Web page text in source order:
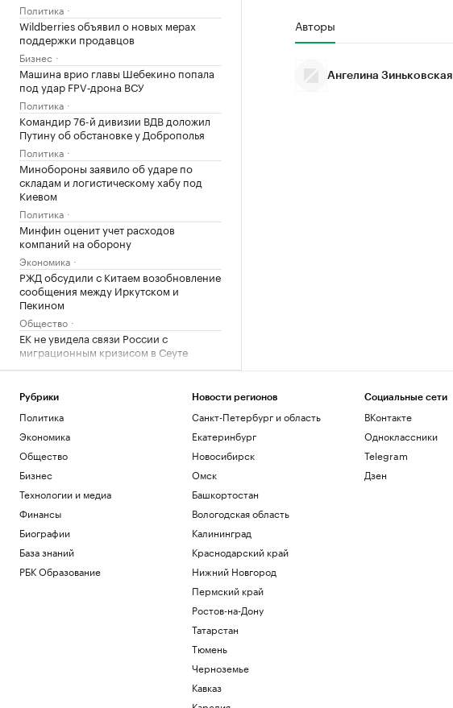
Политика
Wildberries объявил о новых мерах
поддержки продавцов
Бизнес
Машина врио главы Шебекино попала
под удар FPV‑дрона ВСУ
Политика
Командир 76-й дивизии ВДВ доложил
Путину об обстановке у Доброполья
Политика
Минобороны заявило об ударе по
складам и логистическому хабу под
Киевом
Политика
Минфин оценит учет расходов
компаний на оборону
Экономика
РЖД обсудили с Китаем возобновление
сообщения между Иркутском и
Пекином
Общество
ЕК не увидела связи России с
миграционным кризисом в Сеуте
Политика
украинский беспилотник
Политика
В Киеве заявили о 16 тыс. иностранцев
Политика
Fars узнало, как будет
контролироваться Ормузский пролив
Политика
«Ижавиа» занялась восстановлением
сертификата эксплуатанта
Общество
Авторы
Ангелина Зиньковская
Рубрики
Политика
Экономика
Общество
Бизнес
Технологии и медиа
Финансы
Биографии
База знаний
РБК Образование
Новости регионов
Санкт-Петербург и область
Екатеринбург
Новосибирск
Омск
Башкортостан
Вологодская область
Калининград
Краснодарский край
Нижний Новгород
Пермский край
Ростов-на-Дону
Татарстан
Тюмень
Черноземье
Кавказ
Социальные сети
ВКонтакте
Одноклассники
Telegram
Дзен